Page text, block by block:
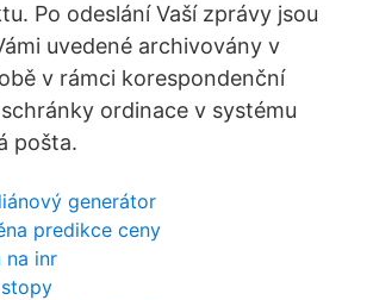
Po odeslání Vaší zprávy jsou
uvedené archivovány v
v rámci korespondenční
ordinace v systému
pošta.
generátor
predikce ceny
na inr